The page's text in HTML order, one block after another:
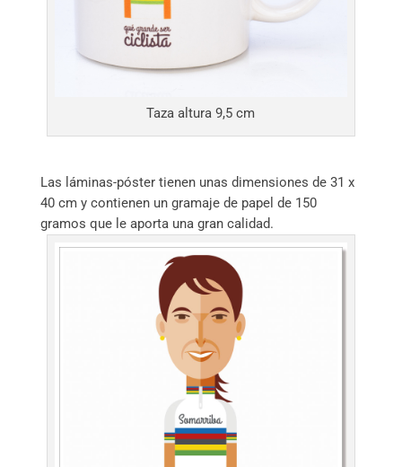
Taza altura 9,5 cm
Las láminas-póster tienen unas dimensiones de 31 x
40 cm y contienen un gramaje de papel de 150
gramos que le aporta una gran calidad.